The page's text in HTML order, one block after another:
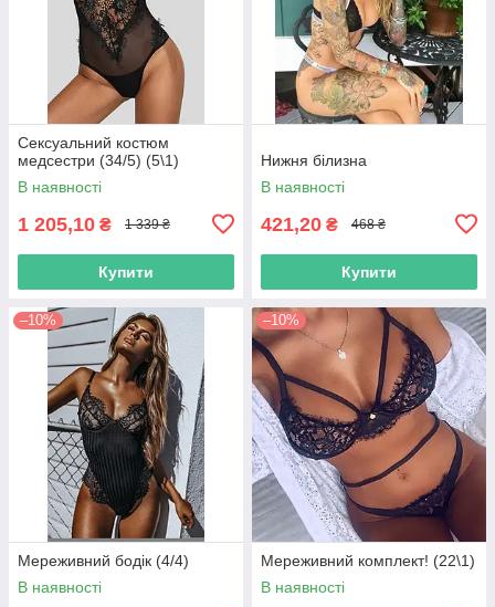
Сексуальний костюм
медсестри (34/5) (5\1)
В наявності
1 205,10 ₴ 1 339 ₴
Купити
Нижня білизна
В наявності
421,20 ₴ 468 ₴
Купити
–10%
Мереживний бодік (4/4)
В наявності
–10%
Мереживний комплект! (22\1)
В наявності